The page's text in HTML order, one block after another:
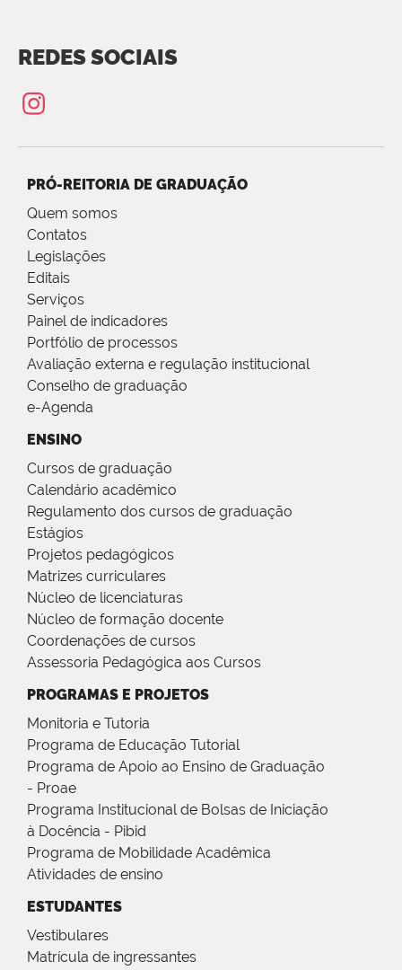
REDES SOCIAIS
PRÓ-REITORIA DE GRADUAÇÃO
Quem somos
Contatos
Legislações
Editais
Serviços
Painel de indicadores
Portfólio de processos
Avaliação externa e regulação institucional
Conselho de graduação
e-Agenda
ENSINO
Cursos de graduação
Calendário acadêmico
Regulamento dos cursos de graduação
Estágios
Projetos pedagógicos
Matrizes curriculares
Núcleo de licenciaturas
Núcleo de formação docente
Coordenações de cursos
Assessoria Pedagógica aos Cursos
PROGRAMAS E PROJETOS
Monitoria e Tutoria
Programa de Educação Tutorial
Programa de Apoio ao Ensino de Graduação
- Proae
Programa Institucional de Bolsas de Iniciação
à Docência - Pibid
Programa de Mobilidade Acadêmica
Atividades de ensino
ESTUDANTES
Vestibulares
Matrícula de ingressantes